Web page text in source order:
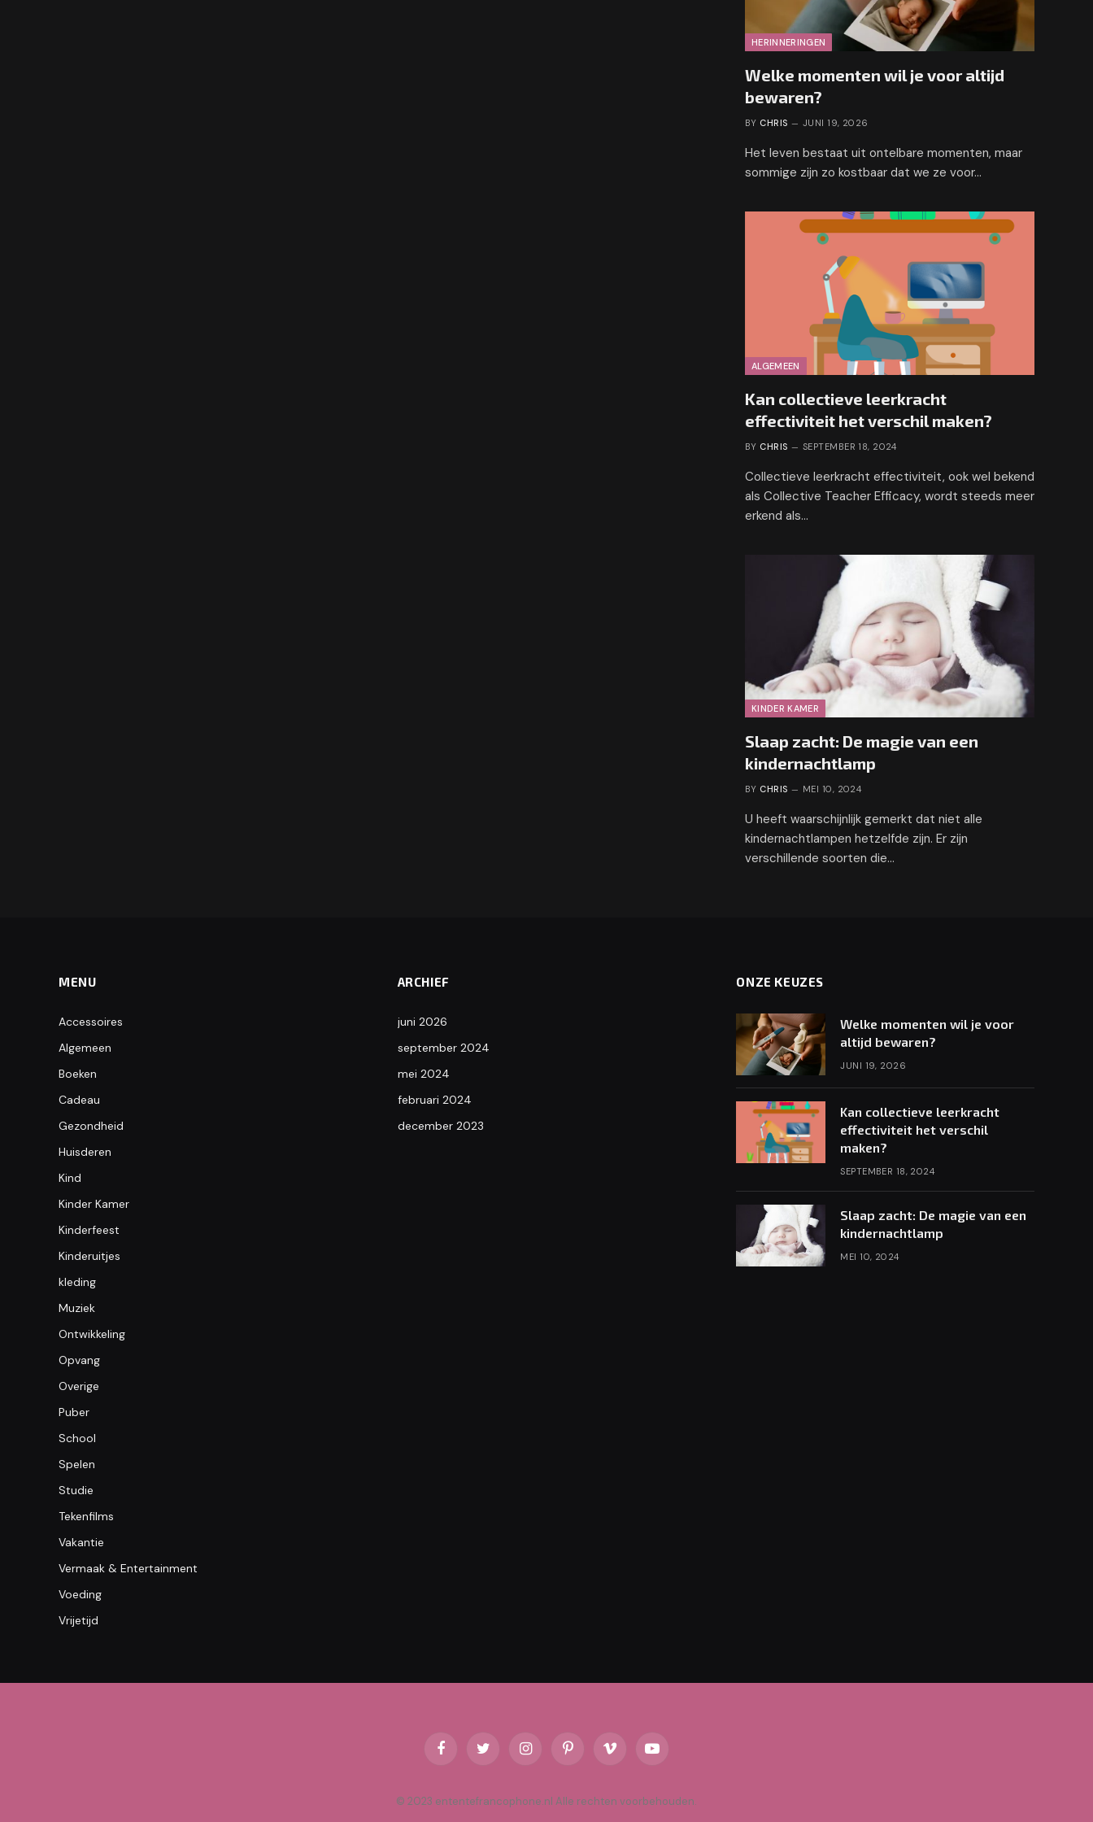
HERINNERINGEN
Welke momenten wil je voor altijd
bewaren?
BY CHRIS JUNI 19, 2026
Het leven bestaat uit ontelbare momenten, maar
sommige zijn zo kostbaar dat we ze voor…
ALGEMEEN
Kan collectieve leerkracht
effectiviteit het verschil maken?
BY CHRIS SEPTEMBER 18, 2024
Collectieve leerkracht effectiviteit, ook wel bekend
als Collective Teacher Efficacy, wordt steeds meer
erkend als…
KINDER KAMER
Slaap zacht: De magie van een
kindernachtlamp
BY CHRIS MEI 10, 2024
U heeft waarschijnlijk gemerkt dat niet alle
kindernachtlampen hetzelfde zijn. Er zijn
verschillende soorten die…
MENU
Accessoires
Algemeen
Boeken
Cadeau
Gezondheid
Huisderen
Kind
Kinder Kamer
Kinderfeest
Kinderuitjes
kleding
Muziek
Ontwikkeling
Opvang
Overige
Puber
School
Spelen
Studie
Tekenfilms
Vakantie
Vermaak & Entertainment
Voeding
Vrijetijd
ARCHIEF
juni 2026
september 2024
mei 2024
februari 2024
december 2023
ONZE KEUZES
Welke momenten wil je voor
altijd bewaren?
JUNI 19, 2026
Kan collectieve leerkracht
effectiviteit het verschil
maken?
SEPTEMBER 18, 2024
Slaap zacht: De magie van een
kindernachtlamp
MEI 10, 2024
FacebookTwitter InstagramPinterestVimeo YouTube
© 2023 ententefrancophone.nl Alle rechten voorbehouden.